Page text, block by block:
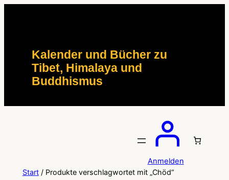
Kalender und Bücher zu
Tibet, Himalaya und
Buddhismus
Anmelden
Start/ Produkte verschlagwortet mit „Chöd“